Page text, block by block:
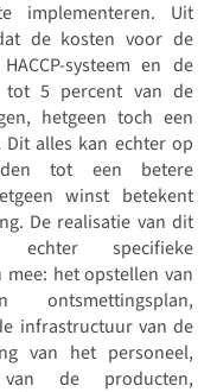
implementeren. Uit
de kosten voor de
systeem en de
tot 5 percent van de
hetgeen toch een
alles kan echter op
tot een betere
winst betekent
De realisatie van dit
echter specifieke
het opstellen van
ontsmettingsplan,
infrastructuur van de
van het personeel,
van de producten,